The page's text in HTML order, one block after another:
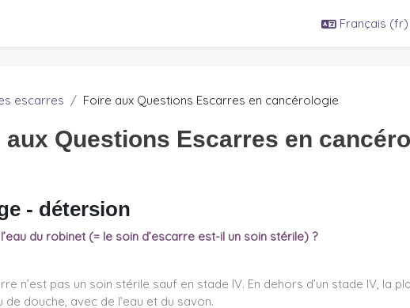
Français ‎(fr)‎
escarres Foire aux Questions Escarres en cancérologie
aux Questions Escarres en
- détersion
du robinet (= le soin d’escarre est-il un soin stérile) ?
n’est pas un soin stérile sauf en stade IV. En dehors d’un stade IV, la
de douche, avec de l’eau et du savon.